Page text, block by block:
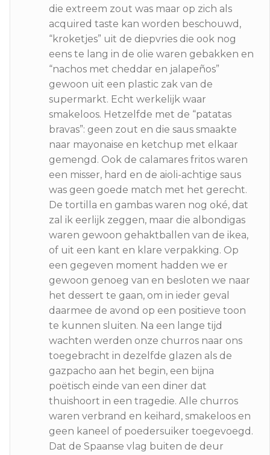
die extreem zout was maar op zich als
acquired taste kan worden beschouwd,
“kroketjes” uit de diepvries die ook nog
eens te lang in de olie waren gebakken en
“nachos met cheddar en jalapeños”
gewoon uit een plastic zak van de
supermarkt. Echt werkelijk waar
smakeloos. Hetzelfde met de “patatas
bravas”: geen zout en die saus smaakte
naar mayonaise en ketchup met elkaar
gemengd. Ook de calamares fritos waren
een misser, hard en de aioli-achtige saus
was geen goede match met het gerecht.
De tortilla en gambas waren nog oké, dat
zal ik eerlijk zeggen, maar die albondigas
waren gewoon gehaktballen van de ikea,
of uit een kant en klare verpakking. Op
een gegeven moment hadden we er
gewoon genoeg van en besloten we naar
het dessert te gaan, om in ieder geval
daarmee de avond op een positieve toon
te kunnen sluiten. Na een lange tijd
wachten werden onze churros naar ons
toegebracht in dezelfde glazen als de
gazpacho aan het begin, een bijna
poëtisch einde van een diner dat
thuishoort in een tragedie. Alle churros
waren verbrand en keihard, smakeloos en
geen kaneel of poedersuiker toegevoegd.
Dat de Spaanse vlag buiten de deur